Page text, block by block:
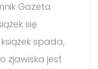
Gazeta
się
spada,
zjawiska jest